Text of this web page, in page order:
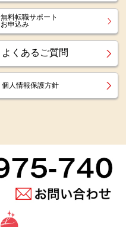
無料転職サポート
お申込み
よくあるご質問
個人情報保護方針